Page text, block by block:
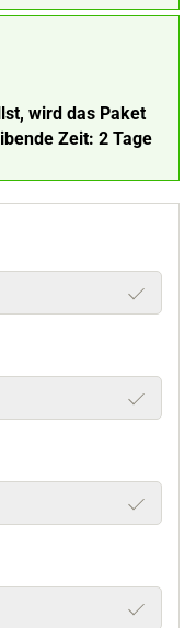
wird das Paket
Zeit: 2 Tage